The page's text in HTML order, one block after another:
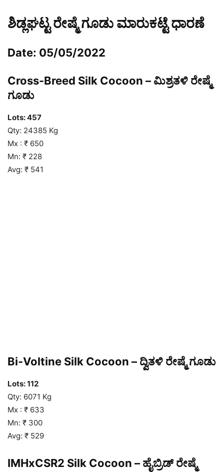
ಶಿಡ್ಲಘಟ್ಟ ರೇಷ್ಮೆ ಗೂಡು ಮಾರುಕಟ್ಟೆ ಧಾರಣೆ
Date: 05/05/2022
Cross-Breed Silk Cocoon – ಮಿಶ್ರತಳಿ ರೇಷ್ಮೆ
ಗೂಡು
Lots: 457
Qty: 24385 Kg
Mx : ₹ 650
Mn: ₹ 228
Avg: ₹ 541
Bi-Voltine Silk Cocoon – ದ್ವಿತಳಿ ರೇಷ್ಮೆ ಗೂಡು
Lots: 112
Qty: 6071 Kg
Mx : ₹ 633
Mn: ₹ 300
Avg: ₹ 529
IMHxCSR2 Silk Cocoon – ಹೈಬ್ರಿಡ್ ರೇಷ್ಮೆ